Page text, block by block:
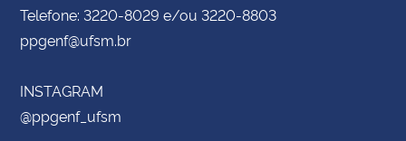
Telefone: 3220-8029 e/ou 3220-8803
ppgenf@ufsm.br
INSTAGRAM
@ppgenf_ufsm